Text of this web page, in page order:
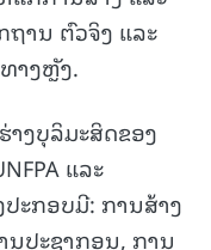
ານ ຕົວຈິງ ແລະ
າງຫຼັງ.
ງບຸລິມະສິດຂອງ
ແລະ
ປະກອບມີ: ການສ້າງ
ນປະຊາກອນ, ການ